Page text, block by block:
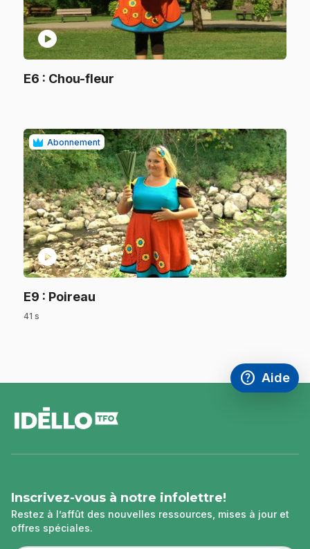
play_circle
E6 : Chou-fleur
Abonnement
play_circle
E9 : Poireau
41 s
help
Accéder à
Aide
,Ce lien
de
page
Inscrivez-vous à notre infolettre!
Restez à l’affût des nouvelles ressources, mises à jour et
offres spéciales.